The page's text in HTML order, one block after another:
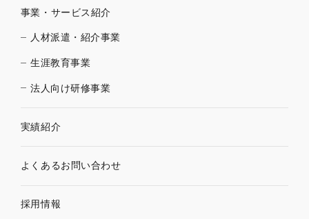
事業・サービス紹介
人材派遣・紹介事業
生涯教育事業
法人向け研修事業
実績紹介
よくあるお問い合わせ
採用情報